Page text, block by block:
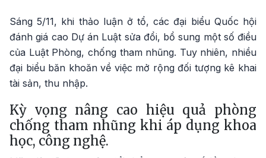
Sáng 5/11, khi thảo luận ở tổ, các đại biểu Quốc hội
đánh giá cao Dự án Luật sửa đổi, bổ sung một số điều
của Luật Phòng, chống tham nhũng. Tuy nhiên, nhiều
đại biểu băn khoăn về việc mở rộng đối tượng kê khai
tài sản, thu nhập.
Kỳ vọng nâng cao hiệu quả phòng
chống tham nhũng khi áp dụng khoa
học, công nghệ.